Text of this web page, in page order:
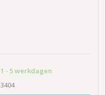
1 - 5 werkdagen
3404